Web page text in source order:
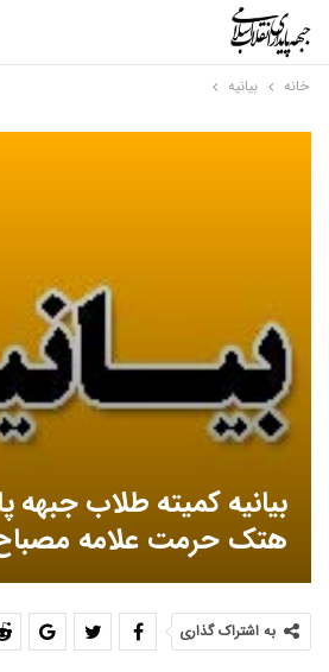
خانه بیانیه
بیانیه کمیته طلاب جبهه
هتک حرمت علامه
به اشتراک گذاری